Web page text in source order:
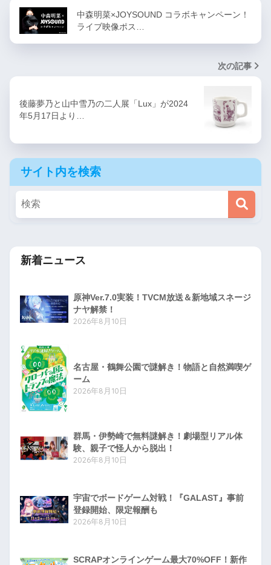
中森明菜×JOYSOUND コラボキャンペーン！
ライブ映像ポス…
次の記事
後藤夢乃と山中雪乃の二人展「Lux」が2024
年5月17日より…
サイト内を検索
新着ニュース
原神Ver.7.0実装！TVCM放送＆新地域スネージ
ナヤ解禁！
2026年8月10日
名古屋・鶴舞公園で謎解き！物語と自然満喫ゲ
ーム
2026年8月10日
群馬・伊勢崎で無料謎解き！劇場型リアル体
験、親子で怪人から脱出！
2026年8月10日
宇宙でボードゲーム対戦！『GALAST』事前
登録開始、限定報酬も
2026年8月10日
SCRAPオンラインゲーム最大70%OFF！新作